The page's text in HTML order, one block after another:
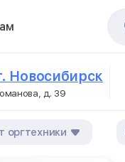
Новосибирск
д. 39
оргтехники